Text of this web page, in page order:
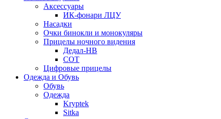
Аксессуары
ИК-фонари ЛЦУ
Насадки
Очки бинокли и монокуляры
Прицелы ночного видения
Дедал-НВ
СОТ
Цифровые прицелы
Одежда и Обувь
Обувь
Одежда
Kryptek
Sitka